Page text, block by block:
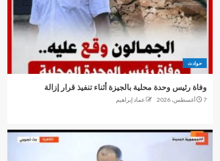
حوادث
وفاة رئيس وحدة محلية بالجيزة أثناء تنفيذ قرار إزالة
7 أغسطس، 2026 عماد إبراهيم